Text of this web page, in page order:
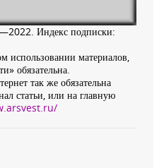
Индекс подписки:
использовании материалов,
обязательна.
так же обязательна
статьи, или на главную